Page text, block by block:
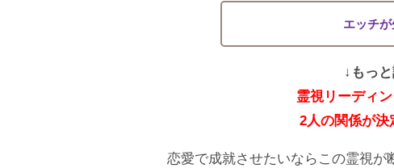
エッチ
↓もっ
霊視リーディ
2人の関係が決
恋愛で成就させたいならこの霊視